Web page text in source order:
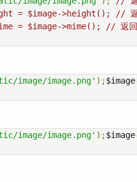
= $image->height(); // 返
= $image->mime(); // 返回
image/image.png' );$image
image/image.png' );$image